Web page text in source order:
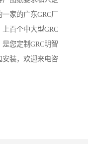
家的广东GRC厂
百个中大型GRC
您定制GRC明智
安装，欢迎来电咨